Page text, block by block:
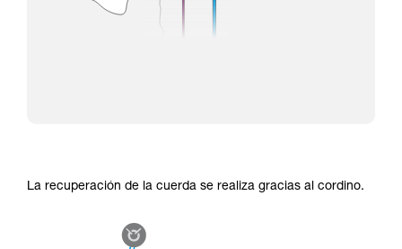
La recuperación de la cuerda se realiza gracias al cordino.